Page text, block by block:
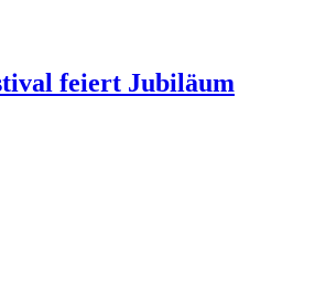
feiert Jubiläum